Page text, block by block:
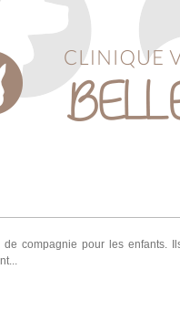
de compagnie pour les enfants.